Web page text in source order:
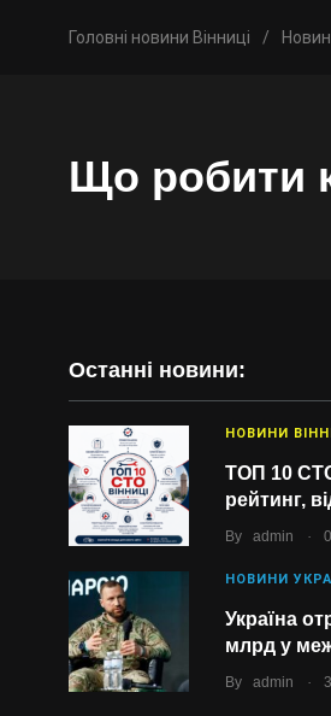
Головні новини Вінниці /
Що робити
Останні новини:
НОВИНИ
ТОП 10
рейтинг,
By admin .
НОВИНИ
Україна
млрд у
By admin .